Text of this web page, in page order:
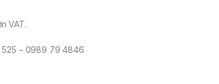
VAT.
– 0989 79 4846